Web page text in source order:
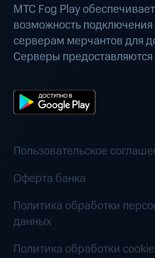
МТС Fog Play
возможность
серверам мерчантов для
Серверы
Пользовательское
Оферта банка
Политика обработки
данных
Политика обработки